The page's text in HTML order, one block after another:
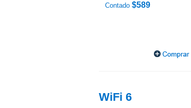
Contado $589
WiFi 6